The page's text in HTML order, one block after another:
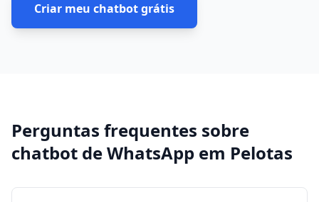
Criar meu chatbot grátis
Perguntas frequentes sobre
chatbot de WhatsApp em Pelotas